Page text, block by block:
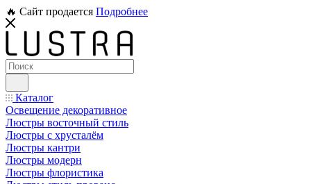
🔥 Сайт продается Подробнее
Каталог
Освещение декоративное
Люстры восточный стиль
Люстры с хрусталём
Люстры кантри
Люстры модерн
Люстры флористика